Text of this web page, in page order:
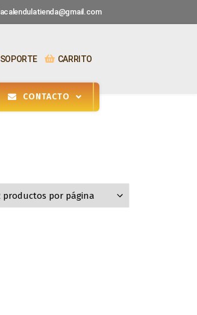
lacalendulatienda@gmail.com
SOPORTE CARRITO
CONTACTO